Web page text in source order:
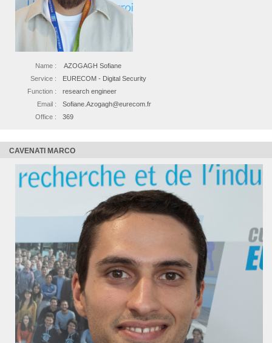
Name :
AZOGAGH Sofiane
Service :
EURECOM - Digital Security
Function :
research engineer
Email :
Sofiane.Azogagh@eurecom.fr
Office :
369
CAVENATI MARCO